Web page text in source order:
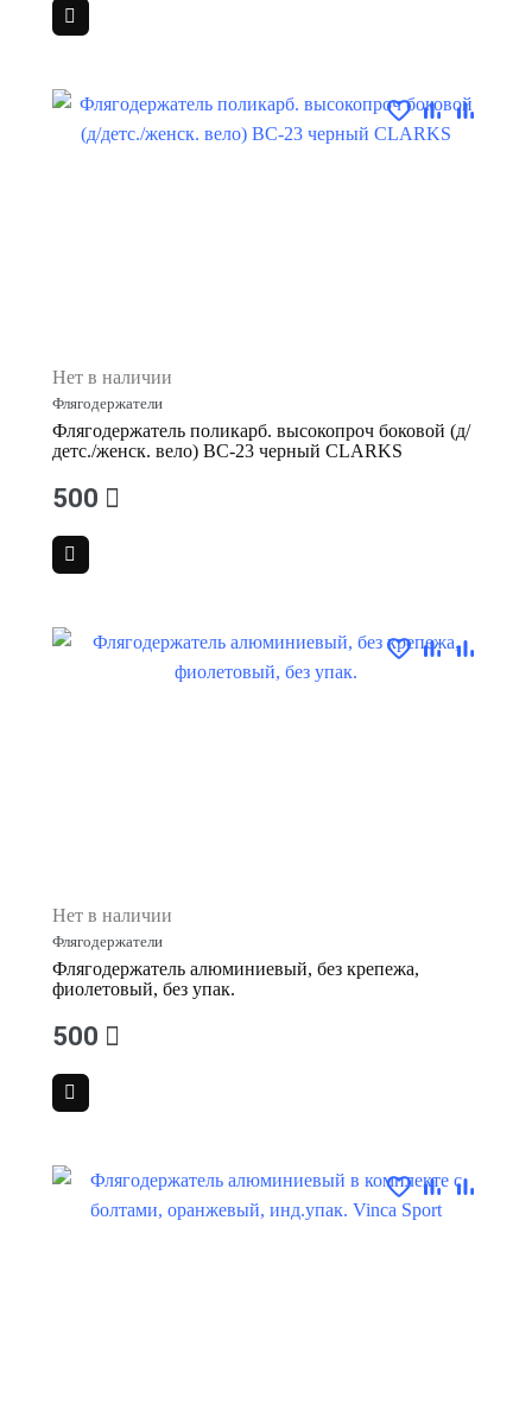
Нет в наличии
Флягодержатели
Флягодержатель поликарб. высокопроч боковой (д/
детс./женск. вело) BC-23 черный CLARKS
500
Нет в наличии
Флягодержатели
Флягодержатель алюминиевый, без крепежа,
фиолетовый, без упак.
500